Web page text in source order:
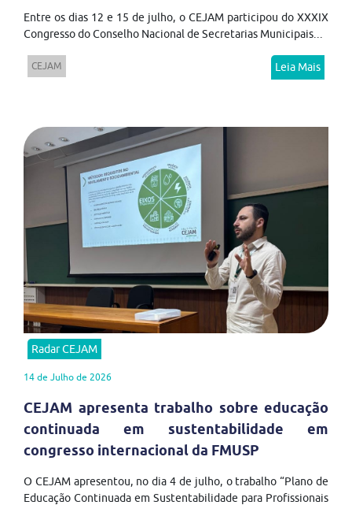
Entre os dias 12 e 15 de julho, o CEJAM participou do XXXIX
Congresso do Conselho Nacional de Secretarias Municipais...
CEJAM Leia Mais
Radar CEJAM
14 de Julho de 2026
CEJAM apresenta trabalho sobre educação
continuada em sustentabilidade em
congresso internacional da FMUSP
O CEJAM apresentou, no dia 4 de julho, o trabalho “Plano de
Educação Continuada em Sustentabilidade para Profissionais